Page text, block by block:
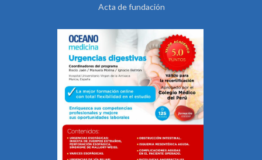
Acta de fundación